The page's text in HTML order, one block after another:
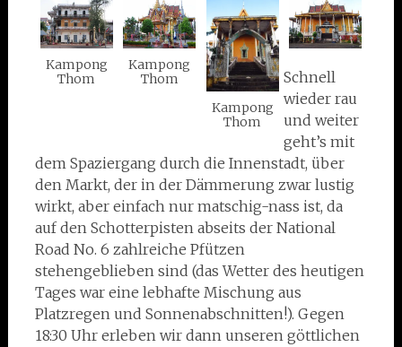
Kampong
Thom
Kampong
Thom
Kampong
Thom
Schnell
wieder rau
und weiter
geht’s mit
dem Spaziergang durch die Innenstadt, über
den Markt, der in der Dämmerung zwar lustig
wirkt, aber einfach nur matschig-nass ist, da
auf den Schotterpisten abseits der National
Road No. 6 zahlreiche Pfützen
stehengeblieben sind (das Wetter des heutigen
Tages war eine lebhafte Mischung aus
Platzregen und Sonnenabschnitten!). Gegen
18:30 Uhr erleben wir dann unseren göttlichen